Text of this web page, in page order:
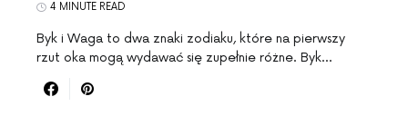
4 MINUTE READ
Byk i Waga to dwa znaki zodiaku, które na pierwszy
rzut oka mogą wydawać się zupełnie różne. Byk…